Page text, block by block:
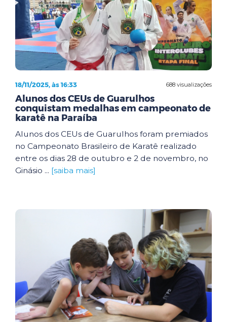
688 visualizações
18/11/2025, às 16:33
Alunos dos CEUs de Guarulhos
conquistam medalhas em campeonato de
karatê na Paraíba
Alunos dos CEUs de Guarulhos foram premiados
no Campeonato Brasileiro de Karatê realizado
entre os dias 28 de outubro e 2 de novembro, no
Ginásio ... [saiba mais]